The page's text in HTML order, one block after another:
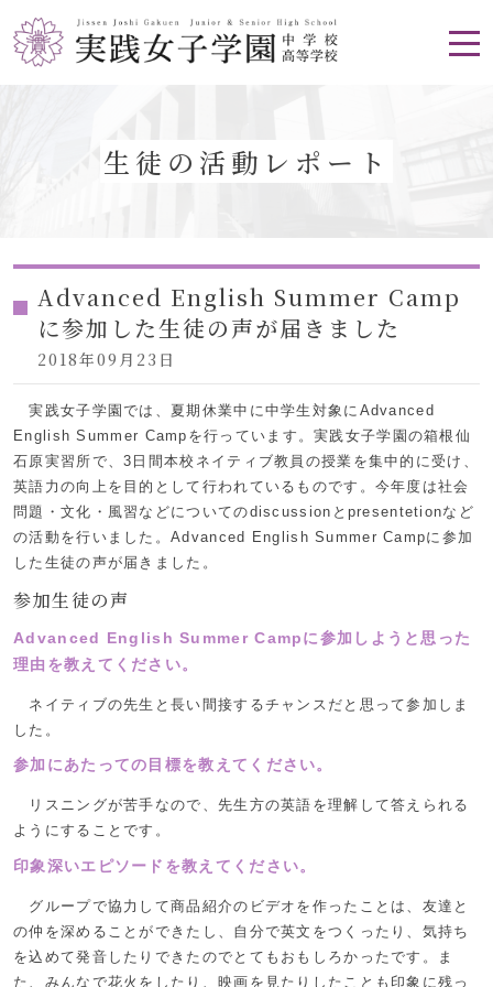
生徒の活動レポート
Advanced English Summer Camp
に参加した生徒の声が届きました
2018年09月23日
実践女子学園では、夏期休業中に中学生対象にAdvanced
English Summer Campを行っています。実践女子学園の箱根仙
石原実習所で、3日間本校ネイティブ教員の授業を集中的に受け、
英語力の向上を目的として行われているものです。今年度は社会
問題・文化・風習などについてのdiscussionとpresentetionなど
の活動を行いました。Advanced English Summer Campに参加
した生徒の声が届きました。
参加生徒の声
Advanced English Summer Campに参加しようと思った
理由を教えてください。
ネイティブの先生と長い間接するチャンスだと思って参加しま
した。
参加にあたっての目標を教えてください。
リスニングが苦手なので、先生方の英語を理解して答えられる
ようにすることです。
印象深いエピソードを教えてください。
グループで協力して商品紹介のビデオを作ったことは、友達と
の仲を深めることができたし、自分で英文をつくったり、気持ち
を込めて発音したりできたのでとてもおもしろかったです。ま
た、みんなで花火をしたり、映画を見たりしたことも印象に残っ